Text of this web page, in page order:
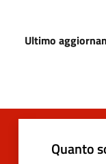
Ultimo
Quanto